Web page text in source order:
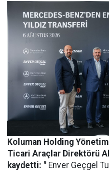
Koluman Holding
Ticari Araçlar Direktörü
kaydetti: " Enver Geçgel